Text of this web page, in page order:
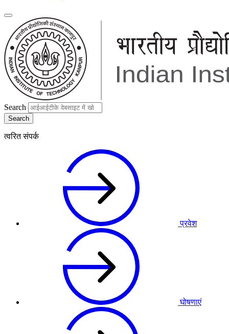
Search
त्वरित संपर्क
प्रवेश
घोषणाएं